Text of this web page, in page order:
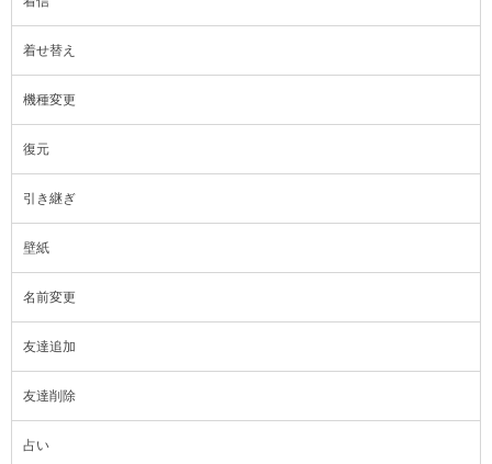
着せ替え
機種変更
復元
引き継ぎ
壁紙
名前変更
友達追加
友達削除
占い